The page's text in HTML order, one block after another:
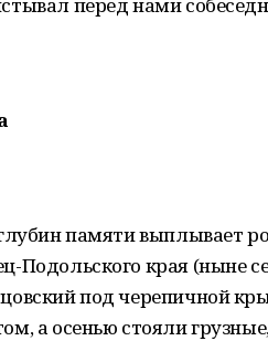
памяти выплывает
Подольского края (ныне
под черепичной
а осенью стояли